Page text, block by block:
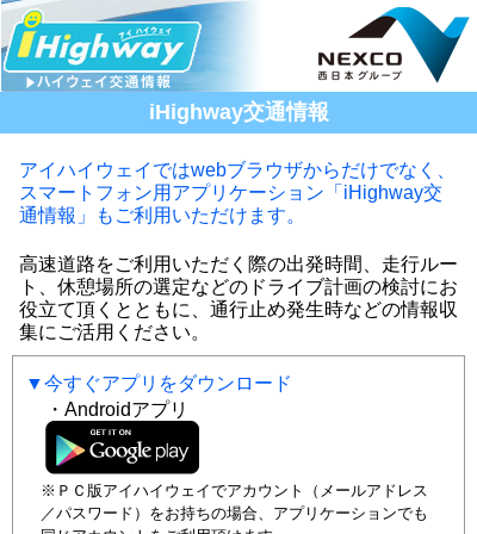
iHighway交通情報
アイハイウェイではwebブラウザからだけでなく、
スマートフォン用アプリケーション「iHighway交
通情報」もご利用いただけます。
高速道路をご利用いただく際の出発時間、走行ルー
ト、休憩場所の選定などのドライブ計画の検討にお
役立て頂くとともに、通行止め発生時などの情報収
集にご活用ください。
▼今すぐアプリをダウンロード
・Androidアプリ
※ＰＣ版アイハイウェイでアカウント（メールアドレス
／パスワード）をお持ちの場合、アプリケーションでも